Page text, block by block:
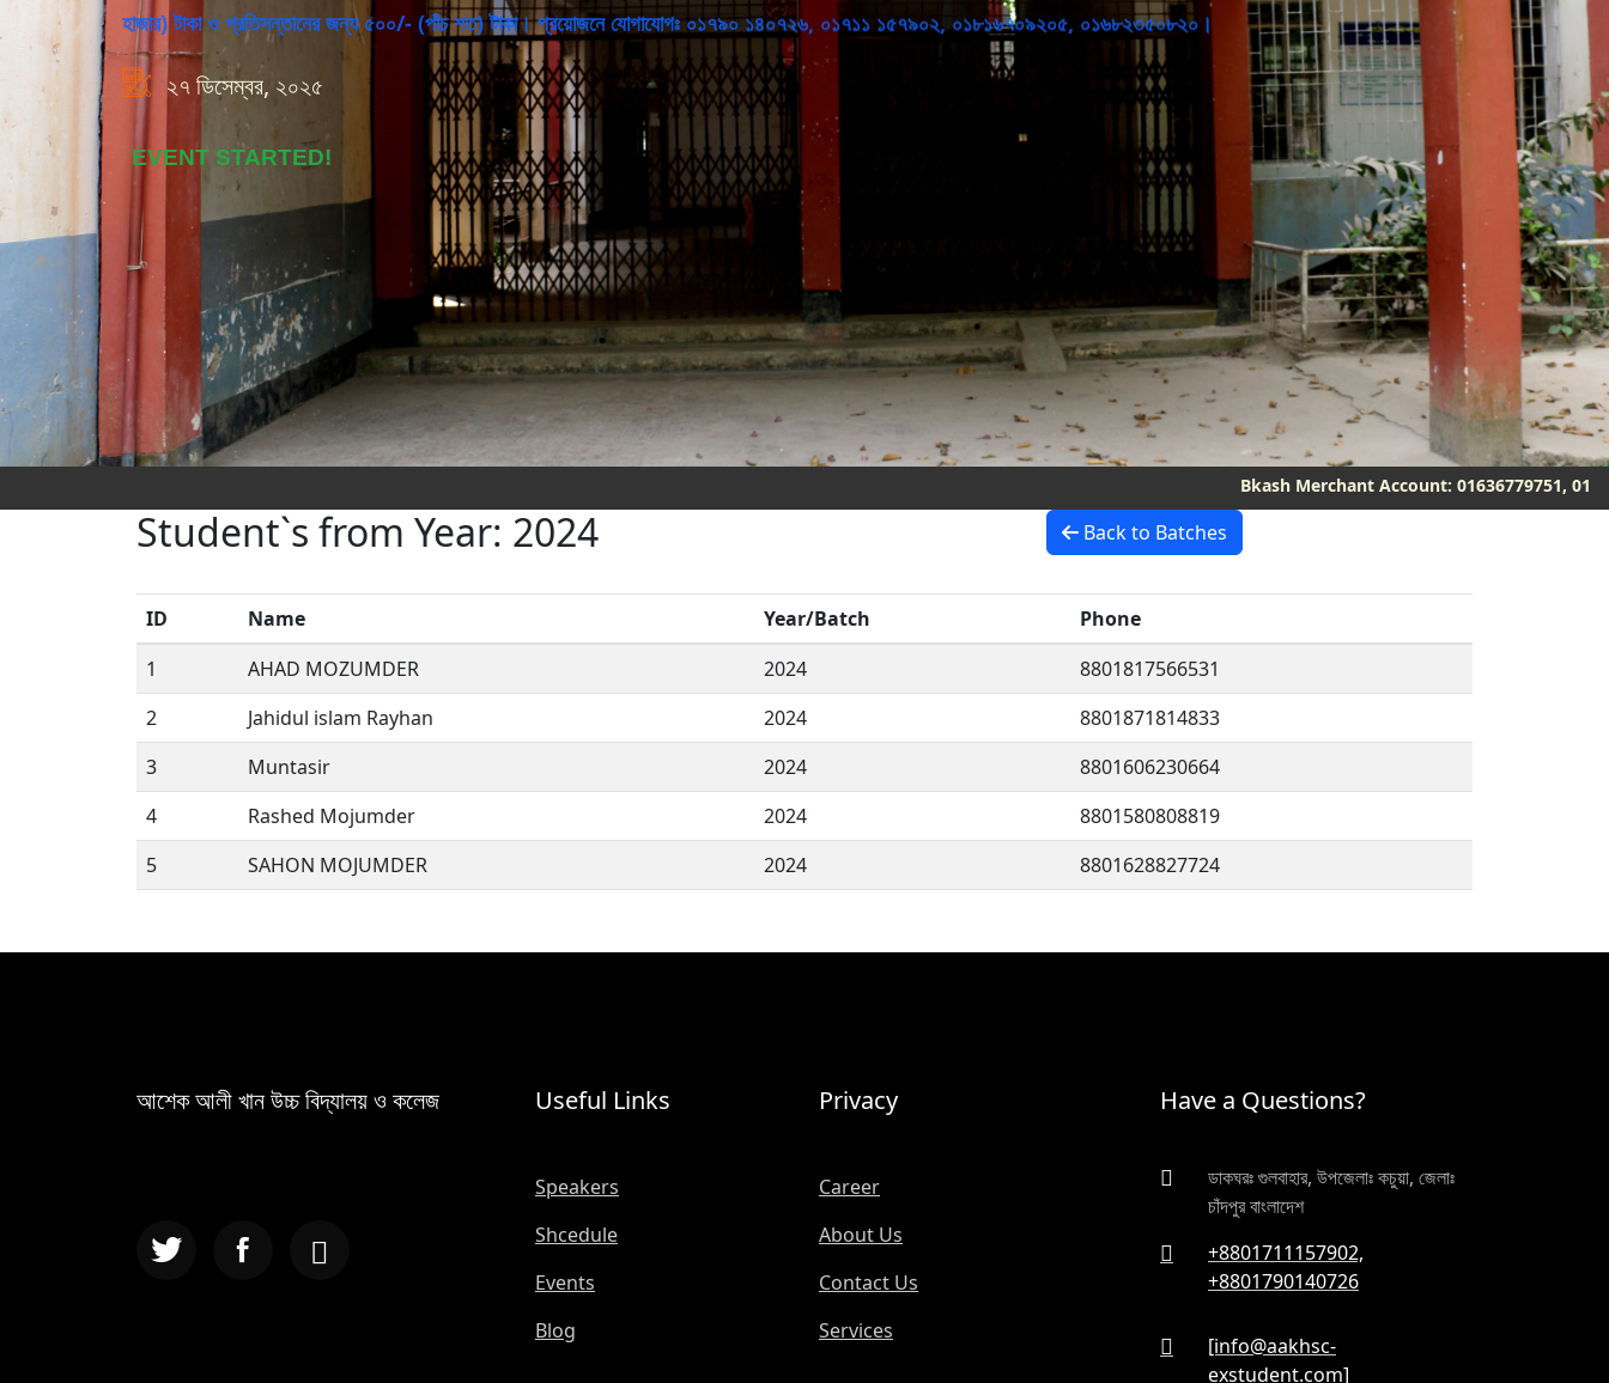
হাজার) টাকা ও প্রতিসন্তানের জন্য ৫০০/- (পাঁচ শত) টাকা। প্রয়োজনে যোগাযোগঃ ০১৭৯০ ১৪০৭২৬, ০১৭১১ ১৫৭৯০২, ০১৮১৬৭০৯২০৫, ০১৬৮২৩৫০৮২০।
২৭ ডিসেম্বর, ২০২৫
EVENT STARTED!
Bkash Merchant Account: 01636779751, 01621488675
Student`s from Year: 2024 Back to Batches
ID Name Year/Batch
Phone
1
AHAD MOZUMDER 2024
8801817566531
2
Jahidul islam Rayhan 2024
8801871814833
3
Muntasir 2024
8801606230664
4
Rashed Mojumder 2024
8801580808819
5
SAHON MOJUMDER 2024 8801628827724
আশেক আলী খান উচ্চ বিদ্যালয় ও কলেজ Useful Links
Speakers
Shcedule
Events
Blog
Privacy
Career
About Us
Contact Us
Services
Have a Questions?
ডাকঘরঃ গুলবাহার, উপজেলাঃ কচুয়া, জেলাঃ
চাঁদপুর বাংলাদেশ
+8801711157902,
+8801790140726
[info@aakhsc-
exstudent.com]